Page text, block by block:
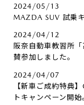
2024/05/13
MAZDA SUV 試乗
2024/04/12
阪奈自動車教習所
賛参加しました。
2024/04/07
【新車ご成約特典
トキャンペーン開始